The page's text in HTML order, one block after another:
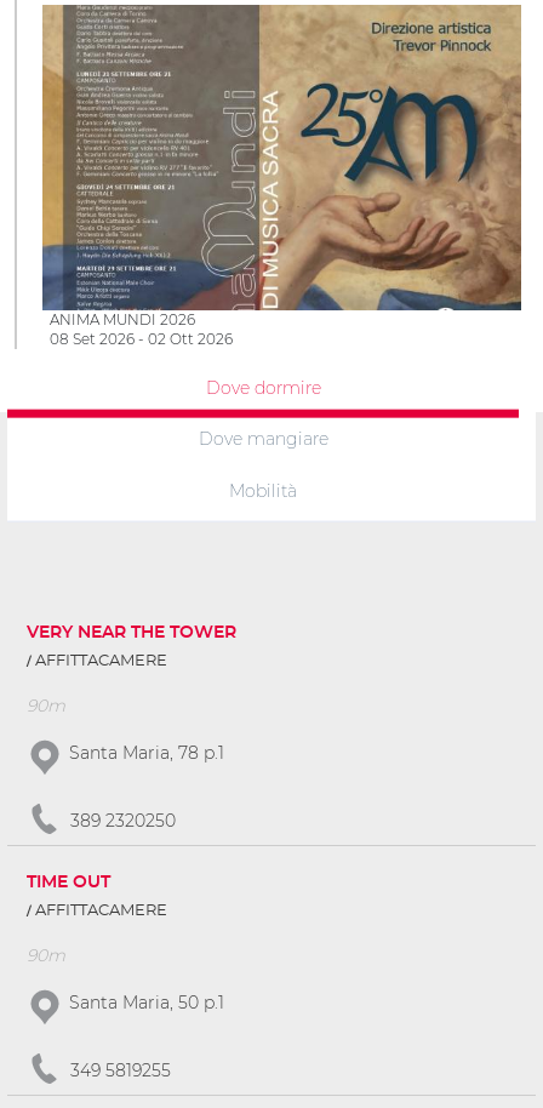
ANIMA MUNDI 2026
08 Set 2026 - 02 Ott 2026
Dove dormire
Dove mangiare
Mobilità
VERY NEAR THE TOWER
AFFITTACAMERE
90m
Santa Maria, 78 p.1
389 2320250
TIME OUT
AFFITTACAMERE
90m
Santa Maria, 50 p.1
349 5819255